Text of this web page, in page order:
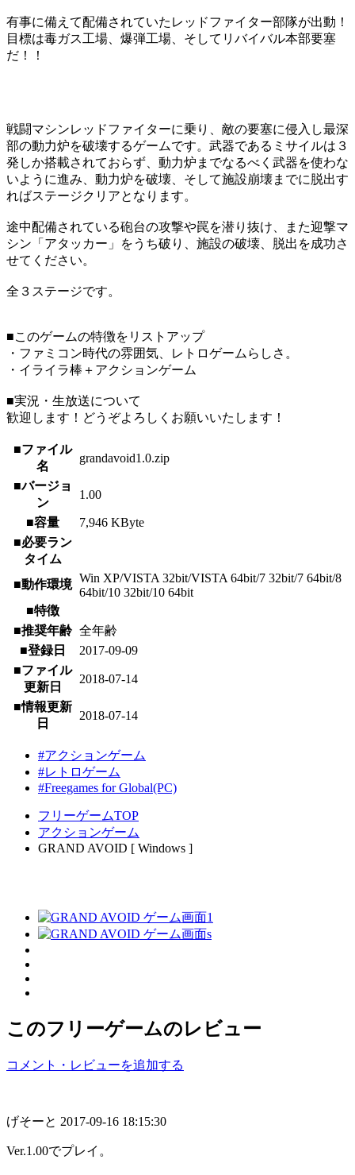
有事に備えて配備されていたレッドファイター部隊が出動！
目標は毒ガス工場、爆弾工場、そしてリバイバル本部要塞
だ！！
戦闘マシンレッドファイターに乗り、敵の要塞に侵入し最深
部の動力炉を破壊するゲームです。武器であるミサイルは３
発しか搭載されておらず、動力炉までなるべく武器を使わな
いように進み、動力炉を破壊、そして施設崩壊までに脱出す
ればステージクリアとなります。
途中配備されている砲台の攻撃や罠を潜り抜け、また迎撃マ
シン「アタッカー」をうち破り、施設の破壊、脱出を成功さ
せてください。
全３ステージです。
■このゲームの特徴をリストアップ
・ファミコン時代の雰囲気、レトロゲームらしさ。
・イライラ棒＋アクションゲーム
■実況・生放送について
歓迎します！どうぞよろしくお願いいたします！
■ファイル
名
grandavoid1.0.zip
■バージョ
ン
1.00
■容量
7,946 KByte
■必要ラン
タイム
■動作環境 Win XP/VISTA 32bit/VISTA 64bit/7 32bit/7 64bit/8
64bit/10 32bit/10 64bit
■特徴
■推奨年齢 全年齢
■登録日
2017-09-09
■ファイル
更新日
2018-07-14
■情報更新
日
2018-07-14
#アクションゲーム
#レトロゲーム
#Freegames for Global(PC)
フリーゲームTOP
アクションゲーム
GRAND AVOID [ Windows ]
このフリーゲームのレビュー
コメント・レビューを追加する
げそーと 2017-09-16 18:15:30
Ver.1.00でプレイ。